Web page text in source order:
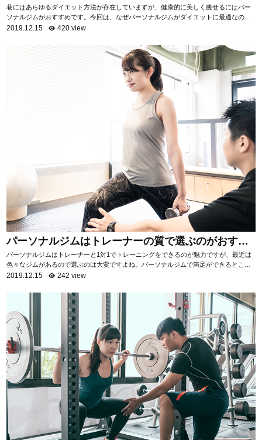
め！
巷にはあらゆるダイエット方法が存在していますが、健康的に美しく痩せるにはパー
ソナルジムがおすすめです。今回は、なぜパーソナルジムがダイエットに最適なのか
を項目ごとに分けて、詳しく解説いたします。 自...
2019.12.15 420 view
パーソナルジムはトレーナーの質で選ぶのがおすす
め！
パーソナルジムはトレーナーと1対1でトレーニングをできるのが魅力ですが、最近は
色々なジムがあるので選ぶのは大変ですよね。パーソナルジムで満足ができるところ
を選ぶためには「トレーナーの質を知る」ことがお...
2019.12.15 242 view